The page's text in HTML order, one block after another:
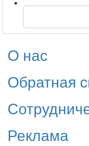
О нас
Обратная
Реклама